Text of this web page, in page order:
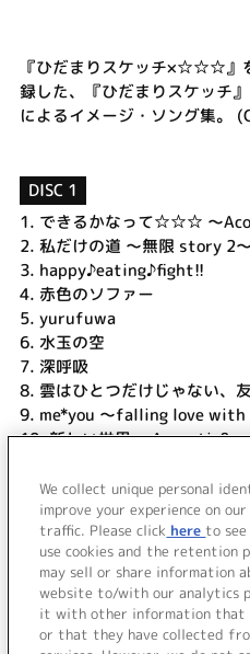
『ひだまりスケッチ×☆☆☆』
録した、『ひだまりスケッチ
によるイメージ・ソング集。
DISC 1
1. できるかなって☆☆☆ ～
2. 私だけの道 ～無限 story 2～
3. happy♪eating♪fight!!
4. 赤色のソファー
5. yurufuwa
6. 水玉の空
7. 深呼吸
8. 雲はひとつだけじゃない、
9. me*you ～falling love with
10.新しい世界 ～
さくらさくら咲く ～あの
Acoustic&hidamarble
12. 幸せは星の上
＜ BACK
We collect unique personal
improve your experience on
traffic. Please click here to
use cookies and the retention
may sell or share information
website to/with our analytics
it with other information that
or that they have collected